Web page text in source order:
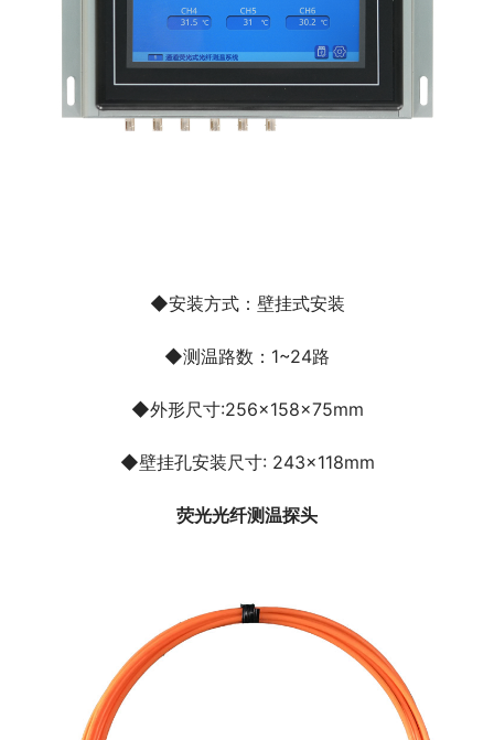
◆安装方式：壁挂式安装
◆测温路数：1~24路
◆外形尺寸:256×158×75mm
◆壁挂孔安装尺寸: 243×118mm
荧光光纤测温探头